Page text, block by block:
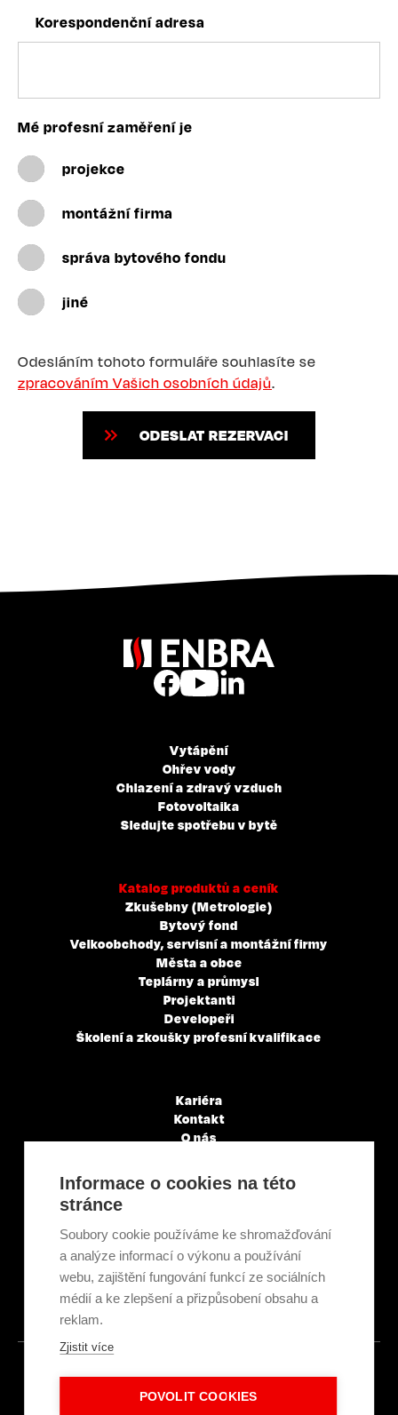
Korespondenční adresa
Mé profesní zaměření je
projekce
montážní firma
správa bytového fondu
jiné
Odesláním tohoto formuláře souhlasíte se
zpracováním Vašich osobních údajů.
Vytápění
Ohřev vody
Chlazení a zdravý vzduch
Fotovoltaika
Sledujte spotřebu v bytě
Katalog produktů a ceník
Zkušebny (Metrologie)
Bytový fond
Velkoobchody, servisní a montážní firmy
Města a obce
Teplárny a průmysl
Projektanti
Developeři
Školení a zkoušky profesní kvalifikace
Kariéra
Kontakt
O nás
Články a novinky
GDPR & Cookies
Ekologická recyklace
Projekty EU
Intranet - Přihlášení
Přihlášení
© 2026
Informace o cookies na této
stránce
Soubory cookie používáme ke shromažďování
a analýze informací o výkonu a používání
webu, zajištění fungování funkcí ze sociálních
médií a ke zlepšení a přizpůsobení obsahu a
reklam.
Zjistit více
POVOLIT COOKIES